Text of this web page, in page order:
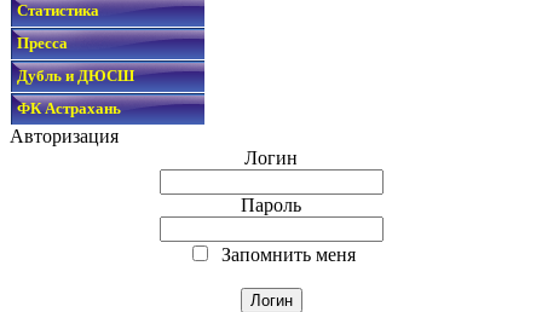
Статистика
Пресса
Дубль и ДЮСШ
ФК Астрахань
Авторизация
Логин
Пароль
Запомнить меня